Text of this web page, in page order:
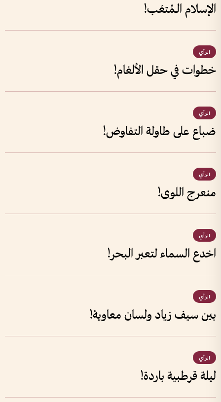
الإسلام الـمُتعَب!
الرأي
خطوات في حقل الألغام!
الرأي
ضباع على طاولة التفاوض!
الرأي
منعرج اللوى!
الرأي
اخدع السماء لتعبر البحر!
الرأي
بين سيف زياد ولسان معاوية!
الرأي
ليلة قرطبية باردة!